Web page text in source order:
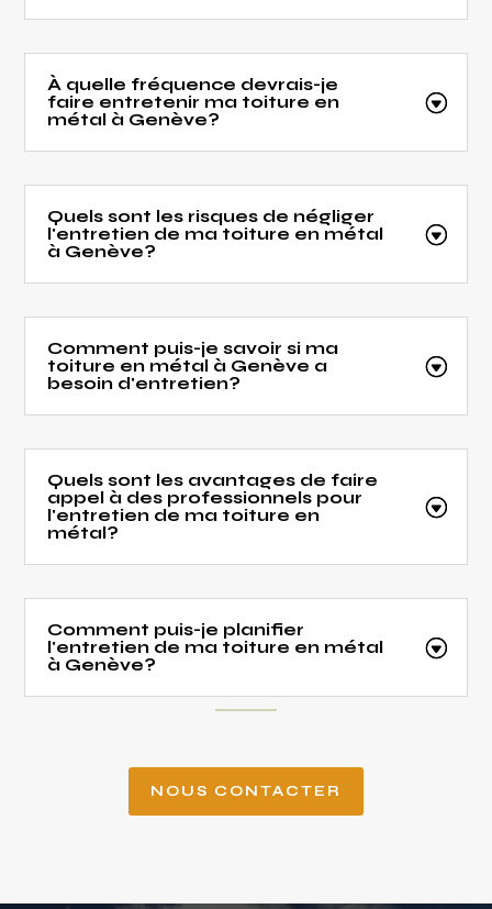
À quelle fréquence devrais-je
faire entretenir ma toiture en
métal à Genève?
Quels sont les risques de négliger
l'entretien de ma toiture en métal
à Genève?
Comment puis-je savoir si ma
toiture en métal à Genève a
besoin d'entretien?
Quels sont les avantages de faire
appel à des professionnels pour
l'entretien de ma toiture en
métal?
Comment puis-je planifier
l'entretien de ma toiture en métal
à Genève?
NOUS CONTACTER